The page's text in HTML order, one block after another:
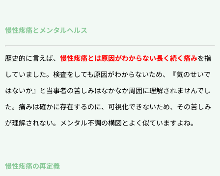
慢性疼痛とメンタルヘルス
歴史的に言えば、 慢性疼痛とは原因がわからない長く続く痛みを指
していました。検査をしても原因がわからないため、『気のせいで
はないか』と当事者の苦しみはなかなか周囲に理解されませんでし
た。痛みは確かに存在するのに、可視化できないため、その苦しみ
が理解されない。メンタル不調の構図とよく似ていますよね。
慢性疼痛の再定義